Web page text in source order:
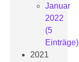
Januar
2022
(5
Einträge)
2021